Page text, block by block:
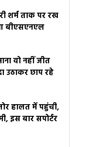
शर्म ताक पर रख
बीएसएनएल
वो नहीं जीत
उठाकर छाप रहे
हालत में पहुंची,
इस बार सपोर्टर